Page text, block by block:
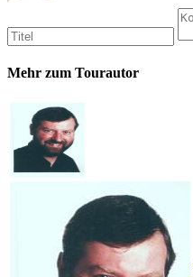
Mehr zum Tourautor